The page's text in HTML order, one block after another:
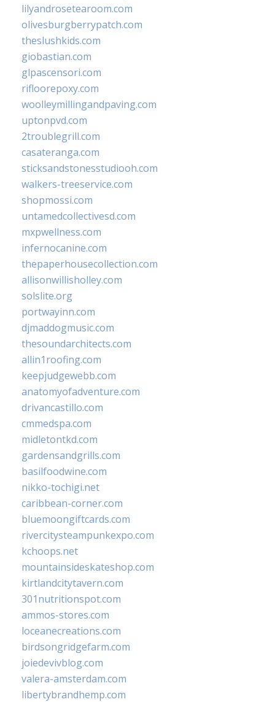
lilyandrosetearoom.com
olivesburgberrypatch.com
theslushkids.com
giobastian.com
glpascensori.com
rifloorepoxy.com
woolleymillingandpaving.com
uptonpvd.com
2troublegrill.com
casateranga.com
sticksandstonesstudiooh.com
walkers-treeservice.com
shopmossi.com
untamedcollectivesd.com
mxpwellness.com
infernocanine.com
thepaperhousecollection.com
allisonwillisholley.com
solslite.org
portwayinn.com
djmaddogmusic.com
thesoundarchitects.com
allin1roofing.com
keepjudgewebb.com
anatomyofadventure.com
drivancastillo.com
cmmedspa.com
midletontkd.com
gardensandgrills.com
basilfoodwine.com
nikko-tochigi.net
caribbean-corner.com
bluemoongiftcards.com
rivercitysteampunkexpo.com
kchoops.net
mountainsideskateshop.com
kirtlandcitytavern.com
301nutritionspot.com
ammos-stores.com
loceanecreations.com
birdsongridgefarm.com
joiedevivblog.com
valera-amsterdam.com
libertybrandhemp.com